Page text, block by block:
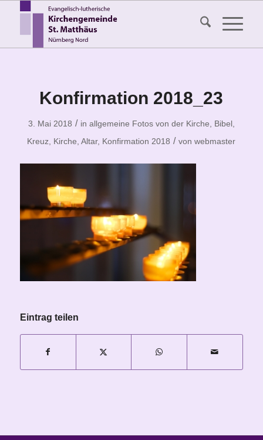
Konfirmation 2018_23
3. Mai 2018 / in allgemeine Fotos von der Kirche
Bibel,
Kreuz, Kirche, Altar, Konfirmation 2018 / vonwebmaster
Eintrag teilen